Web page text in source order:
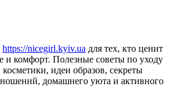
https://nicegirl.kyiv.ua для тех, кто ценит
и комфорт. Полезные советы по уходу
идеи образов, секреты
домашнего уюта и активного